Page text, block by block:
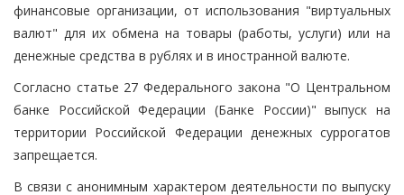
финансовые организации, от использования "виртуальных
валют" для их обмена на товары (работы, услуги) или на
денежные средства в рублях и в иностранной валюте.
Согласно статье 27 Федерального закона "О Центральном
банке Российской Федерации (Банке России)" выпуск на
территории Российской Федерации денежных суррогатов
запрещается.
В связи с анонимным характером деятельности по выпуску